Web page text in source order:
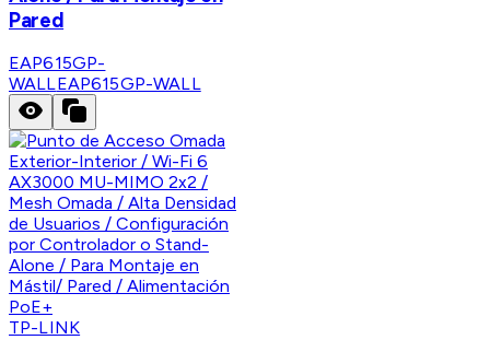
Pared
EAP615GP-
WALLEAP615GP-WALL
TP-LINK